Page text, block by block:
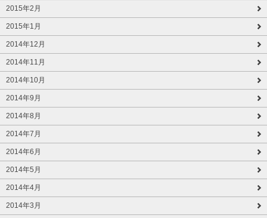
2015年2月
2015年1月
2014年12月
2014年11月
2014年10月
2014年9月
2014年8月
2014年7月
2014年6月
2014年5月
2014年4月
2014年3月